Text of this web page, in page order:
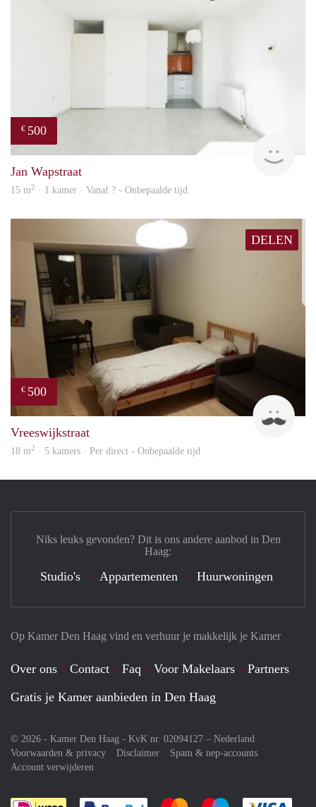
€ 500
Jan Wapstraat
15 m2 · 1 kamer · Vanaf ? - Onbepaalde tijd
DELEN
€ 500
Vreeswijkstraat
18 m2 · 5 kamers · Per direct - Onbepaalde tijd
Op Kamer Den Haag vind en verhuur je makkelijk je Kamer
Over ons Contact Faq Voor Makelaars
Partners
Gratis je Kamer aanbieden in Den Haag
© 2026 - Kamer Den Haag - KvK nr. 02094127 – Nederland
Voorwaarden & privacy
Disclaimer
Spam & nep-accounts
Account verwijderen
Niks leuks gevonden? Dit is ons andere aanbod in Den
Haag:
Studio's Appartementen Huurwoningen